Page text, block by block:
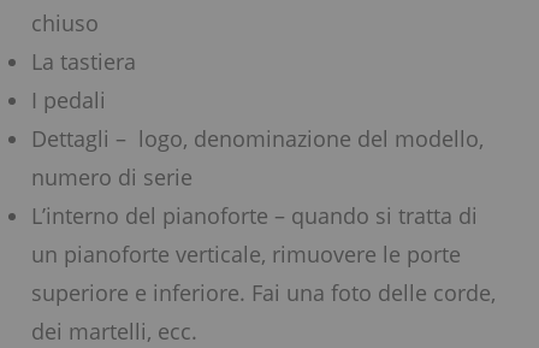
chiuso
La tastiera
I pedali
Dettagli – logo, denominazione del modello,
numero di serie
L’interno del pianoforte – quando si tratta di
un pianoforte verticale, rimuovere le porte
superiore e inferiore. Fai una foto delle corde,
dei martelli, ecc.